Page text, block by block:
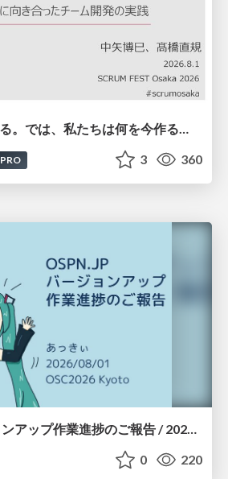
AIは実装を速くする。では、私たちは何を今作るべきか？－立場を越えてリリースに向き合ったチーム開発の実践 / 20260801 Hiromi Nakaya and Naoki Takahashi
PRO 3 360
0 220